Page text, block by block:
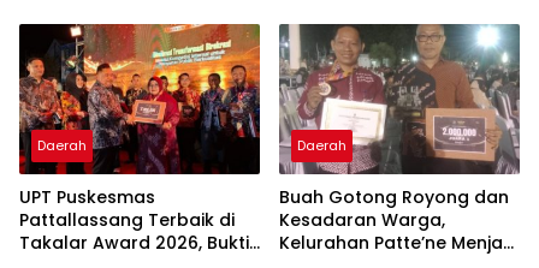
Masyarakat
Di Maros
Daerah
UPT Puskesmas
Pattallassang Terbaik di
Takalar Award 2026, Bukti
Daerah
Buah Gotong Royong dan
Kesadaran Warga,
Kelurahan Patte’ne Menjadi